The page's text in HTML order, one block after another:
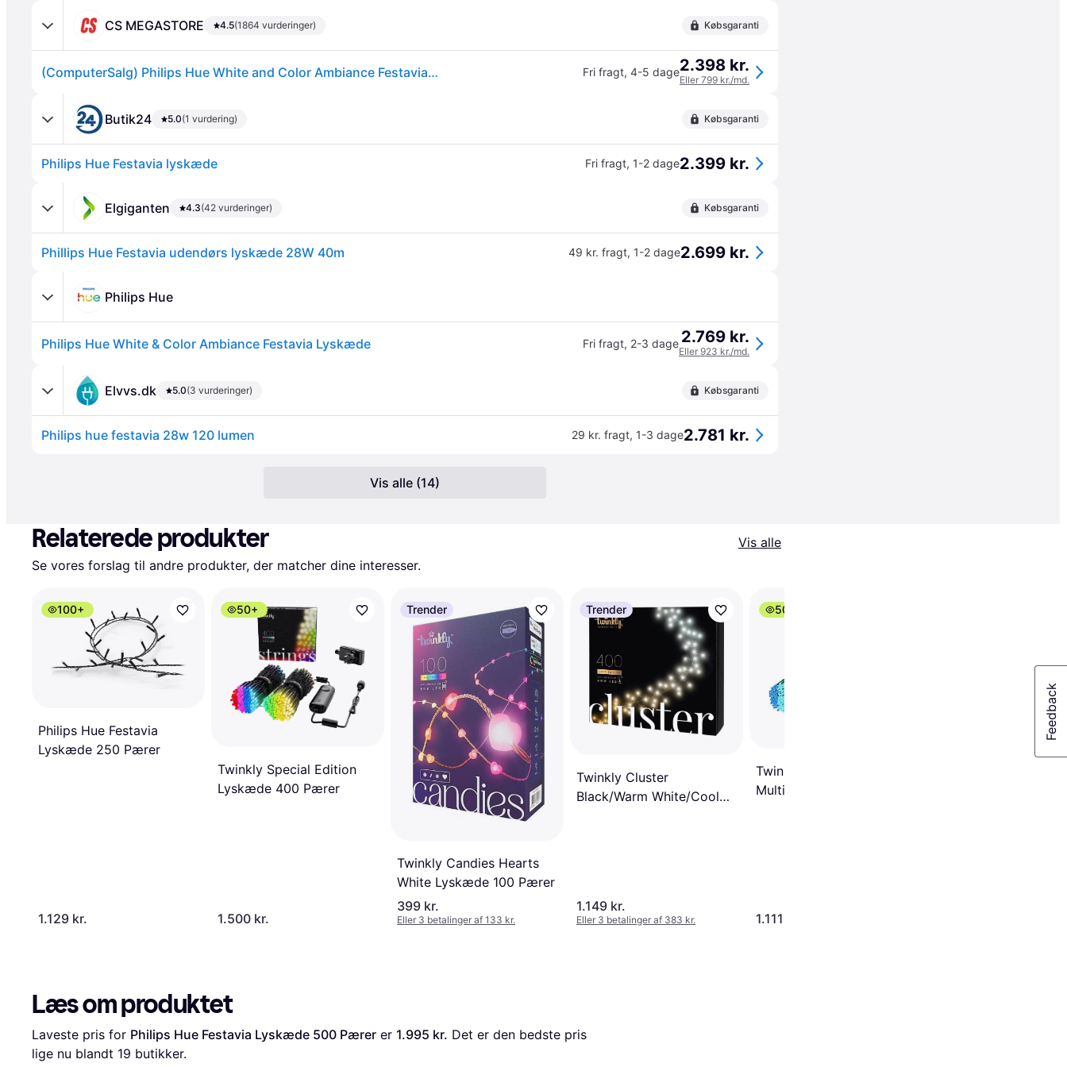
CS MEGASTORE 4.5(1864 vurderinger) Købsgaranti
(ComputerSalg) Philips Hue White and Color Ambiance Festavia - Kædelys - LED - 28 W - 2000-6500 K - sort Fri fragt, 4-5 dage2.398 kr.
Eller 799 kr./md.
Butik24 5.0(1 vurdering) Købsgaranti
Philips Hue Festavia lyskæde Fri fragt, 1-2 dage2.399 kr.
Elgiganten 4.3(42 vurderinger) Købsgaranti
Phillips Hue Festavia udendørs lyskæde 28W 40m 49 kr. fragt, 1-2 dage2.699 kr.
Philips Hue
Philips Hue White & Color Ambiance Festavia Lyskæde Fri fragt, 2-3 dage 2.769 kr.
Eller 923 kr./md.
Elvvs.dk 5.0(3 vurderinger) Købsgaranti
Philips hue festavia 28w 120 lumen 29 kr. fragt, 1-3 dage2.781 kr.
Vis alle (14)
Relaterede produkter
Vis alle
Se vores forslag til andre produkter, der matcher dine interesser.
100+
Philips Hue Festavia
Lyskæde 250 Pærer
1.129 kr.
50+
Twinkly Special Edition
Lyskæde 400 Pærer
1.500 kr.
Trender
Twinkly Candies Hearts
White Lyskæde 100 Pærer
399 kr.
Eller 3 betalinger af 133 kr.
Trender
Twinkly Cluster
Black/Warm White/Cool
1.149 kr.
Eller 3 betalinger af 383 kr.
50+
Twinkly TWS600SPP-BEU
Multicolor/White Lyskæde
1.111 kr.
Læs om produktet
Laveste pris for Philips Hue Festavia Lyskæde 500 Pærer er 1.995 kr. Det er den bedste pris
lige nu blandt 19 butikker.